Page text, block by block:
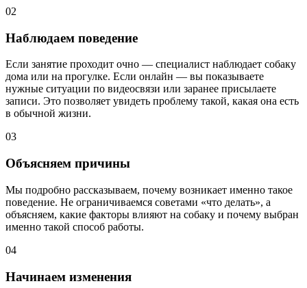
02
Наблюдаем поведение
Если занятие проходит очно — специалист наблюдает собаку
дома или на прогулке. Если онлайн — вы показываете
нужные ситуации по видеосвязи или заранее присылаете
записи. Это позволяет увидеть проблему такой, какая она есть
в обычной жизни.
03
Объясняем причины
Мы подробно рассказываем, почему возникает именно такое
поведение. Не ограничиваемся советами «что делать», а
объясняем, какие факторы влияют на собаку и почему выбран
именно такой способ работы.
04
Начинаем изменения